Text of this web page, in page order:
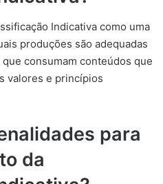
Indicativa como uma
produções são adequadas
consumam conteúdos que
valores e princípios
para
da